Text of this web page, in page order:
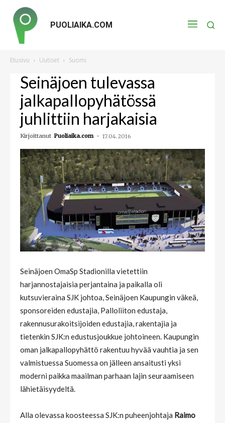
PUOLIAIKA.COM
Etusivu Uutiset Suomi
Seinäjoen tulevassa
jalkapallopyhätössä
juhlittiin harjakaisia
Kirjoittanut Puoliaika.com - 17.04.2016
Seinäjoen OmaSp Stadionilla vietettiin
harjannostajaisia perjantaina ja paikalla oli
kutsuvieraina SJK johtoa, Seinäjoen Kaupungin väkeä,
sponsoreiden edustajia, Palloliiton edustaja,
rakennusurakoitsijoiden edustajia, rakentajia ja
tietenkin SJK:n edustusjoukkue johtoineen. Kaupungin
oman jalkapallopyhättö rakentuu hyvää vauhtia ja sen
valmistuessa Suomessa on jälleen ansaitusti yksi
moderni paikka maailman parhaan lajin seuraamiseen
lähietäisyydeltä.
Alla olevassa koosteessa SJK:n puheenjohtaja Raimo